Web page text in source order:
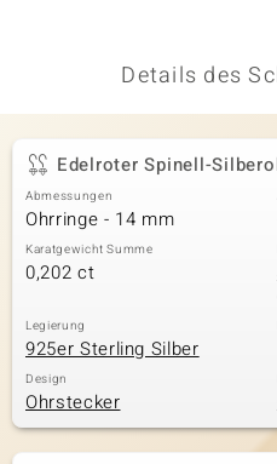
Details des
Edelroter Spinell-
Abmessungen
Ohrringe - 14 mm
Karatgewicht Summe
0,202 ct
Legierung
925er Sterling Silber
Design
Ohrstecker